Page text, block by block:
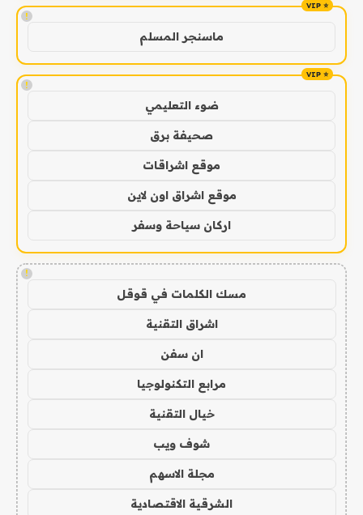
!
ماسنجر المسلم
!
ضوء التعليمي
صحيفة برق
موقع اشراقات
موقع اشراق اون لاين
اركان سياحة وسفر
!
مسك الكلمات في قوقل
اشراق التقنية
ان سفن
مرابع التكنولوجيا
خيال التقنية
شوف ويب
مجلة الاسهم
الشرقية الاقتصادية